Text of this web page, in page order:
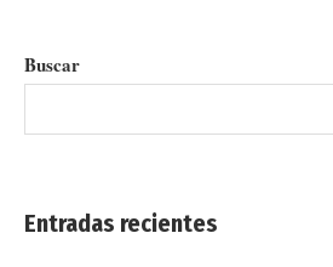
Buscar
Entradas recientes